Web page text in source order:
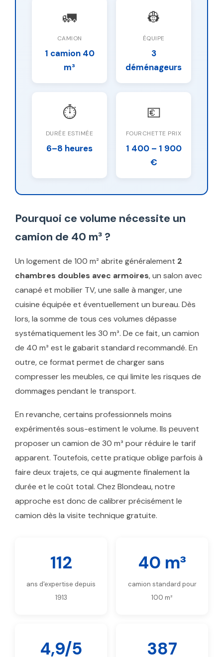
🚛
CAMION
1 camion 40
m³
👷
ÉQUIPE
3
déménageurs
⏱️
DURÉE ESTIMÉE
6–8 heures
💶
FOURCHETTE PRIX
1 400 – 1 900
€
Pourquoi ce volume nécessite un
camion de 40 m³ ?
Un logement de 100 m² abrite généralement 2
chambres doubles avec armoires, un salon avec
canapé et mobilier TV, une salle à manger, une
cuisine équipée et éventuellement un bureau. Dès
lors, la somme de tous ces volumes dépasse
systématiquement les 30 m³. De ce fait, un camion
de 40 m³ est le gabarit standard recommandé. En
outre, ce format permet de charger sans
compresser les meubles, ce qui limite les risques de
dommages pendant le transport.
En revanche, certains professionnels moins
expérimentés sous-estiment le volume. Ils peuvent
proposer un camion de 30 m³ pour réduire le tarif
apparent. Toutefois, cette pratique oblige parfois à
faire deux trajets, ce qui augmente finalement la
durée et le coût total. Chez Blondeau, notre
approche est donc de calibrer précisément le
camion dès la visite technique gratuite.
112
ans d'expertise depuis
1913
40 m³
camion standard pour
100 m²
4,9/5 387